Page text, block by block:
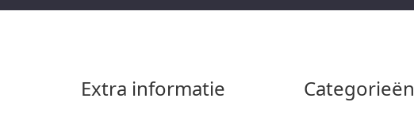
Extra informatie Categorieën